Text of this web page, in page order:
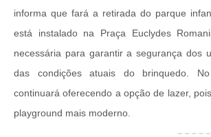
Ouvidoria
Galeria de Vídeos
Contas Públicas
Editais
informa que fará a retirada do parque
está instalado na Praça Euclydes
necessária para garantir a segurança dos
das condições atuais do brinquedo.
continuará oferecendo a opção de lazer,
playground mais moderno.